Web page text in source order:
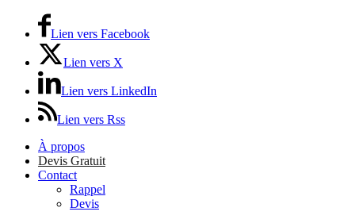
Lien vers Facebook
Lien vers X
Lien vers LinkedIn
Lien vers Rss
À propos
Devis Gratuit
Contact
Rappel
Devis